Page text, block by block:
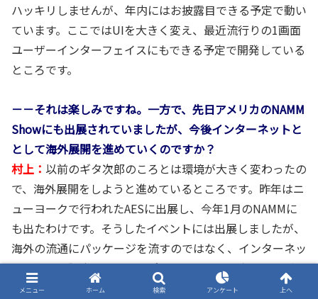
ハッキリしませんが、年内にはお披露目できる予定で動い
ています。ここではUIを大きく変え、最近流行りの1画面
ユーザーインターフェイスにもできる予定で開発している
ところです。
－－それは楽しみですね。一方で、先日アメリカのNAMM
Showにも出展されていましたが、今後インターネットと
として海外展開を進めていくのですか？
村上： 以前のギタ次郎のころとは環境が大きく変わったの
で、海外展開をしようと進めているところです。昨年はニ
ューヨークで行われたAESに出展し、今年1月のNAMMに
も出たわけです。そうしたイベントには出展しましたが、
海外の流通にパッケージを流すのではなく、インターネッ
トを通じた販売、そしてサポートなので、日本にいながら
ビジネスができるようになってきたのです。まずはSound
メニュー ホーム 検索 アンケート 上へ